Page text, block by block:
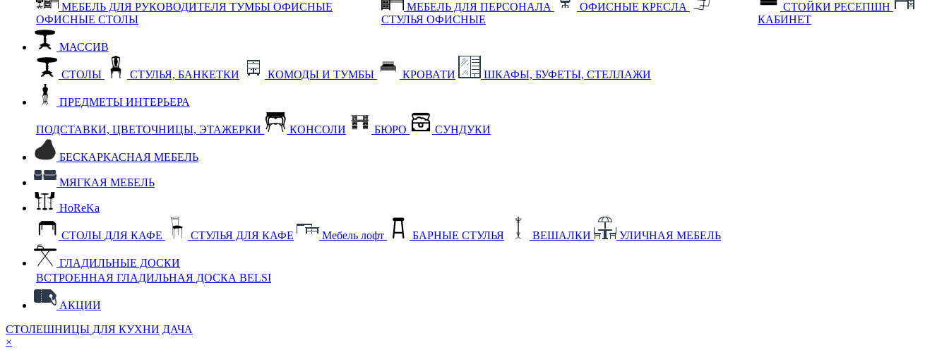
МЕБЕЛЬ ДЛЯ РУКОВОДИТЕЛЯ ТУМБЫ ОФИСНЫЕ
ОФИСНЫЕ СТОЛЫ
МЕБЕЛЬ ДЛЯ ПЕРСОНАЛА
ОФИСНЫЕ КРЕСЛА
СТУЛЬЯ ОФИСНЫЕ
СТОЙКИ РЕСЕПШН
КАБИНЕТ
МАССИВ
СТОЛЫ СТУЛЬЯ, БАНКЕТКИ КОМОДЫ И ТУМБЫ КРОВАТИ ШКАФЫ, БУФЕТЫ, СТЕЛЛАЖИ
ПРЕДМЕТЫ ИНТЕРЬЕРА
ПОДСТАВКИ, ЦВЕТОЧНИЦЫ, ЭТАЖЕРКИ КОНСОЛИ БЮРО СУНДУКИ
БЕСКАРКАСНАЯ МЕБЕЛЬ
МЯГКАЯ МЕБЕЛЬ
HoReKa
СТОЛЫ ДЛЯ КАФЕ СТУЛЬЯ ДЛЯ КАФЕ Мебель лофт БАРНЫЕ СТУЛЬЯ ВЕШАЛКИ УЛИЧНАЯ МЕБЕЛЬ
ГЛАДИЛЬНЫЕ ДОСКИ
ВСТРОЕННАЯ ГЛАДИЛЬНАЯ ДОСКА BELSI
АКЦИИ
СТОЛЕШНИЦЫ ДЛЯ КУХНИ ДАЧА
×